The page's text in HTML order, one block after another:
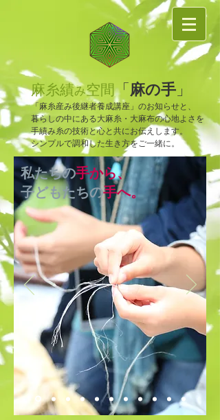
麻糸績み空間「麻の手 」
「麻糸産み後継者養成講座」のお知らせと、
暮らしの中にある大麻糸・大麻布の心地よさを
手績み糸の技術と心と共にお伝えします。
​シンプルで調和した生き方をご一緒に。
私たちの手から、
子どもたちの手へ。